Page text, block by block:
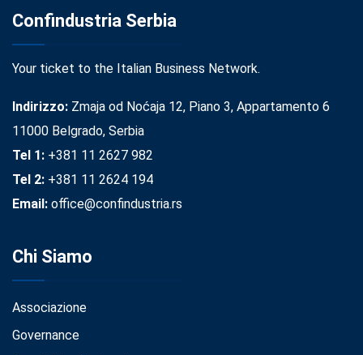
Confindustria Serbia
Your ticket to the Italian Business Network.
Indirizzo: Zmaja od Noćaja 12, Piano 3, Appartamento 6
11000 Belgrado, Serbia
Tel 1: +381 11 2627 982
Tel 2: +381 11 2624 194
Email: office@confindustria.rs
Chi Siamo
Associazione
Governance